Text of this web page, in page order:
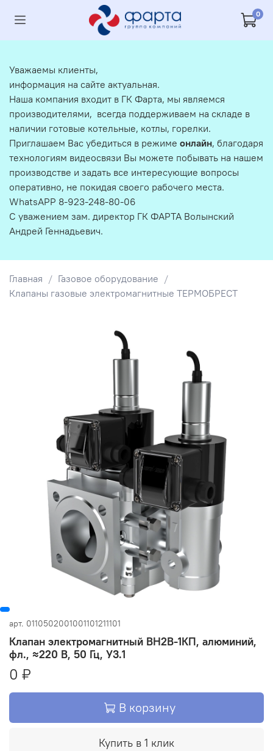
0
Главная
Газовое оборудование
Клапаны газовые электромагнитные ТЕРМОБРЕСТ
арт. 0110502001001101211101
Клапан электромагнитный ВН2В-1КП, алюминий,
фл., ≈220 В, 50 Гц, У3.1
0 ₽
В корзину
Купить в 1 клик
Уважаемы клиенты,
информация на сайте актуальная.
Наша компания входит в ГК Фарта, мы являемся
производителями, всегда поддерживаем на складе в
наличии готовые котельные, котлы, горелки.
Приглашаем Вас убедиться в режиме онлайн, благодаря
технологиям видеосвязи Вы можете побывать на нашем
производстве и задать все интересующие вопросы
оперативно, не покидая своего рабочего места.
WhatsAPP 8-923-248-80-06
С уважением зам. директор ГК ФАРТА Волынский
Андрей Геннадьевич.